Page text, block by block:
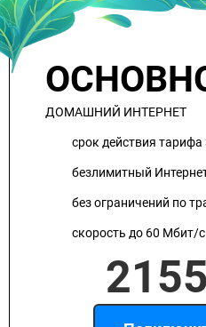
ДОМАШНИЙ ИНТЕРНЕТ
срок действия тарифа
безлимитный
без ограничений по
скорость до 60 Мбит/с
2155